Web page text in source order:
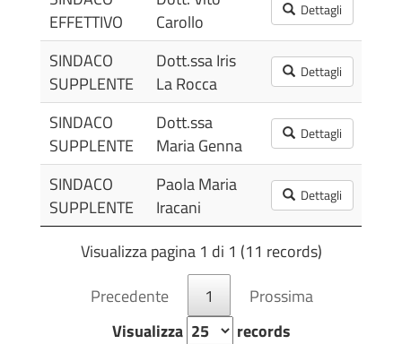
EFFETTIVO
Carollo
Dettagli
SINDACO
SUPPLENTE
Dott.ssa Iris
La Rocca
Dettagli
SINDACO
SUPPLENTE
Dott.ssa
Maria Genna
Dettagli
SINDACO
SUPPLENTE
Paola Maria
Iracani
Dettagli
Visualizza pagina 1 di 1 (11 records)
Precedente
1
Prossima
Visualizza
records